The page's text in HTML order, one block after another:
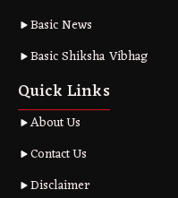
Basic News
Basic Shiksha Vibhag
Quick Links
About Us
Contact Us
Disclaimer